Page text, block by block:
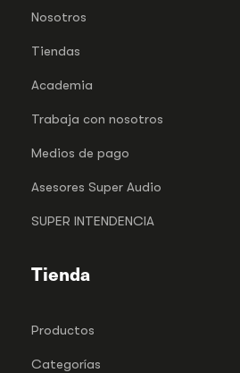
Nosotros
Tiendas
Academia
Trabaja con nosotros
Medios de pago
Asesores Super Audio
SUPER INTENDENCIA
Tienda
Productos
Categorías